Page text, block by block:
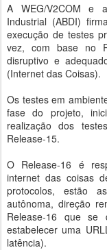
A WEG/V2COM e
Industrial (ABDI)
execução de testes
vez, com base no
disruptivo e
(Internet das Coisas).
Os testes em
fase do projeto,
realização dos
Release-15.
O Release-16 é
internet das coisas
protocolos, estão
autônoma, direção
Release-16 que se
estabelecer uma
latência).